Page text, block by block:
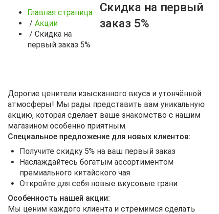
Главная страница
/ Акции
/ Скидка на
первый заказ 5%
Скидка на первый
заказ 5%
Дорогие ценители изысканного вкуса и утончённой
атмосферы! Мы рады представить вам уникальную
акцию, которая сделает ваше знакомство с нашим
магазином особенно приятным.
Специальное предложение для новых клиентов:
Получите скидку 5% на ваш первый заказ
Наслаждайтесь богатым ассортиментом
премиального китайского чая
Откройте для себя новые вкусовые грани
Особенность нашей акции:
Мы ценим каждого клиента и стремимся сделать